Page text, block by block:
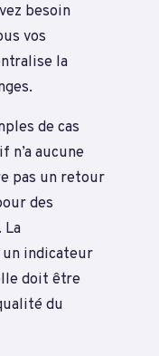
besoin
vos
la
de cas
aucune
pas un retour
des
La
indicateur
doit être
du